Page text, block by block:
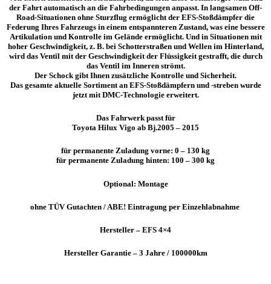
der Fahrt automatisch an die Fahrbedingungen anpasst. In langsamen Off-
Road-Situationen ohne Sturzflug ermöglicht der EFS-Stoßdämpfer die
Federung Ihres Fahrzeugs in einem entspannteren Zustand, was eine bessere
Artikulation und Kontrolle im Gelände ermöglicht. Und in Situationen mit
hoher Geschwindigkeit, z. B. bei Schotterstraßen und Wellen im Hinterland,
wird das Ventil mit der Geschwindigkeit der Flüssigkeit gestrafft, die durch
das Ventil im Inneren strömt.
Der Schock gibt Ihnen zusätzliche Kontrolle und Sicherheit.
Das gesamte aktuelle Sortiment an EFS-Stoßdämpfern und -streben wurde
jetzt mit DMC-Technologie erweitert.
Das Fahrwerk passt für
Toyota Hilux Vigo ab Bj.2005 – 2015
für permanente Zuladung vorne: 0 – 130 kg
für permanente Zuladung hinten: 100 – 300 kg
Optional: Montage
ohne TÜV Gutachten / ABE! Eintragung per Einzehlabnahme
Hersteller – EFS 4×4
Hersteller Garantie – 3 Jahre / 100000km